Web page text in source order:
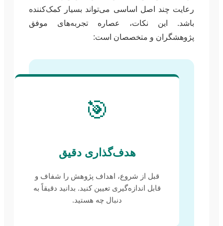
رعایت چند اصل اساسی می‌تواند بسیار کمک‌کننده
باشد. این نکات، عصاره تجربه‌های موفق
پژوهشگران و متخصصان است:
🎯
هدف‌گذاری دقیق
قبل از شروع، اهداف پژوهش را شفاف و
قابل اندازه‌گیری تعیین کنید. بدانید دقیقاً به
دنبال چه هستید.